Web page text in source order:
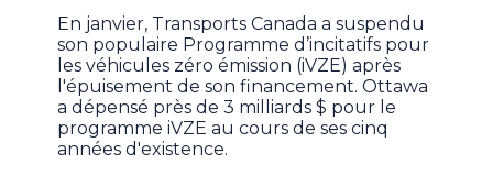
En janvier, Transports Canada a suspendu
son populaire Programme d’incitatifs pour
les véhicules zéro émission (iVZE) après
l'épuisement de son financement. Ottawa
a dépensé près de 3 milliards $ pour le
programme iVZE au cours de ses cinq
années d'existence.